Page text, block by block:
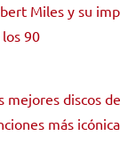
Miles y su
90
mejores discos
más